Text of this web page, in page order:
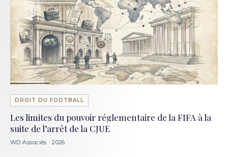
DROIT DU FOOTBALL
Les limites du pouvoir réglementaire de la FIFA à la
suite de l’arrêt de la CJUE
WD Associés · 2026